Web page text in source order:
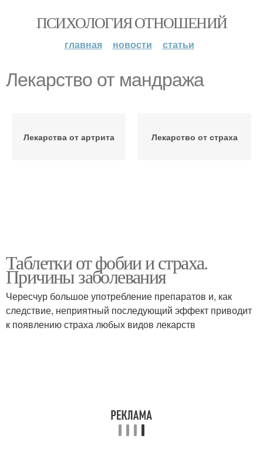
ПСИХОЛОГИЯ ОТНОШЕНИЙ
главная новости статьи
Лекарство от мандража
Лекарства от артрита Лекарство от страха
Таблетки от фобии и страха.
Причины заболевания
Чересчур большое употребление препаратов и, как
следствие, неприятный последующий эффект приводит
к появлению страха любых видов лекарств